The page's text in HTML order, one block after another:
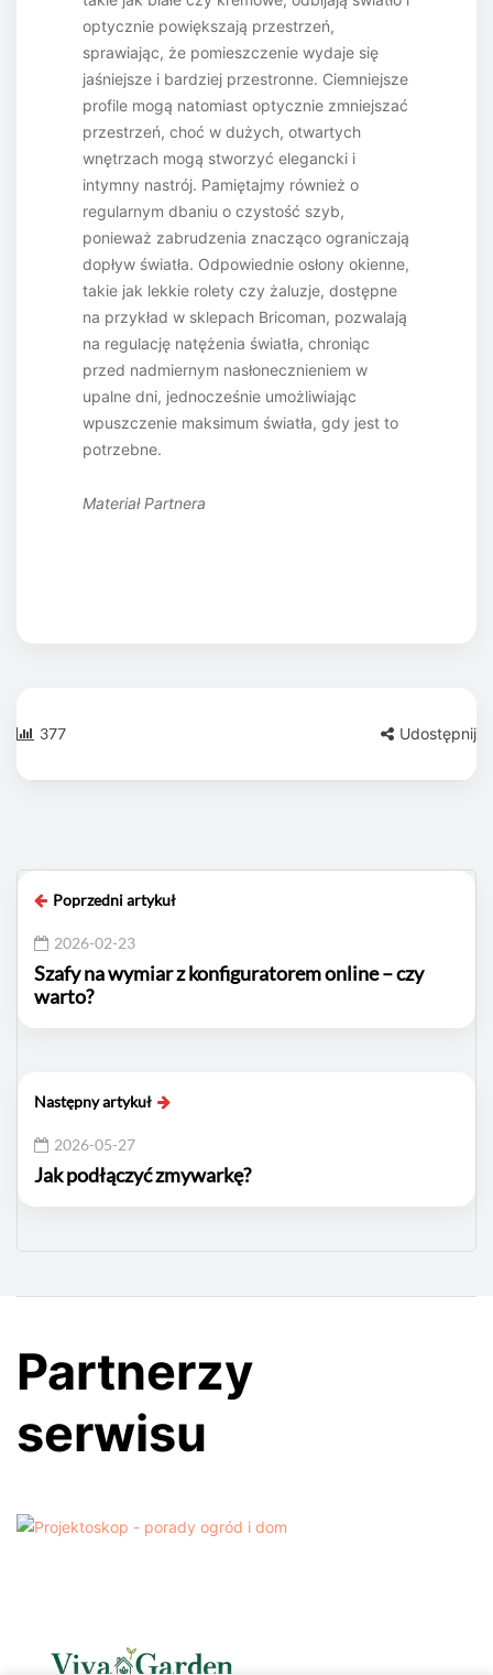
optycznie powiększają przestrzeń,
sprawiając, że pomieszczenie wydaje się
jaśniejsze i bardziej przestronne. Ciemniejsze
profile mogą natomiast optycznie zmniejszać
przestrzeń, choć w dużych, otwartych
wnętrzach mogą stworzyć elegancki i
intymny nastrój. Pamiętajmy również o
regularnym dbaniu o czystość szyb,
ponieważ zabrudzenia znacząco ograniczają
dopływ światła. Odpowiednie osłony okienne,
takie jak lekkie rolety czy żaluzje, dostępne
na przykład w sklepach Bricoman, pozwalają
na regulację natężenia światła, chroniąc
przed nadmiernym nasłonecznieniem w
upalne dni, jednocześnie umożliwiając
wpuszczenie maksimum światła, gdy jest to
potrzebne.
Materiał Partnera
377 Udostępnij
Poprzedni artykuł
2026-02-23
Szafy na wymiar z konfiguratorem online – czy
warto?
Następny artykuł
2026-05-27
Jak podłączyć zmywarkę?
Partnerzy
serwisu